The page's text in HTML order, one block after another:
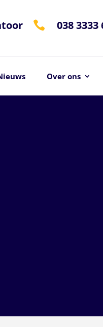
 038 3333
Over ons